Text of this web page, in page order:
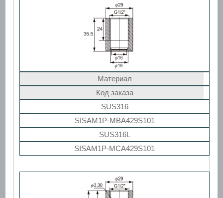
Материал
Код заказа
SUS316
SISAM1P-MBA429S101
SUS316L
SISAM1P-MCA429S101